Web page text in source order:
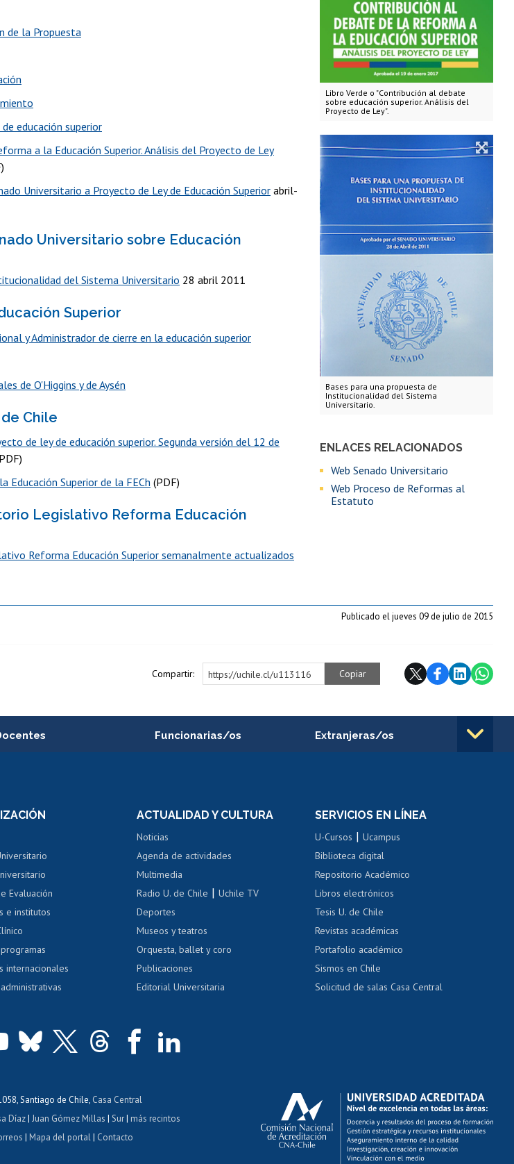
Libro Verde o "Contribución al debate
sobre educación superior. Análisis del
Proyecto de Ley".
Bases para una propuesta de
Institucionalidad del Sistema
Universitario.
ENLACES RELACIONADOS
Web Senado Universitario
Web Proceso de Reformas al
Estatuto
de la Propuesta
educación superior
a la Educación Superior. Análisis del Proyecto de Ley
Universitario a Proyecto de Ley de Educación Superior abril-
Universitario sobre Educación
del Sistema Universitario 28 abril 2011
Superior
y Administrador de cierre en la educación superior
de O'Higgins y de Aysén
Chile
de ley de educación superior. Segunda versión del 12 de
Educación Superior de la FECh (PDF)
Legislativo Reforma Educación
Reforma Educación Superior semanalmente actualizados
Publicado el jueves 09 de julio de 2015
Compartir: https://uchile.cl/u113116 Copiar
docente
académica
al AUCAI
Funcionarias/os
Portal de movilidad interna
Certificado de renta
Certificado de renta
Extranjeras/os
Cursos de español
Tarjeta TUI Acoso laboral, sexual y violencia Denuncias administrativas
Evaluación
e institutos
internacionales
ACTUALIDAD Y CULTURA
Noticias
Agenda de actividades
Multimedia
Radio U. de Chile |Uchile TV
Deportes
Museos y teatros
Orquesta, ballet y coro
Publicaciones
Editorial Universitaria
SERVICIOS EN LÍNEA
U-Cursos |Ucampus
Biblioteca digital
Repositorio Académico
Libros electrónicos
Tesis U. de Chile
Revistas académicas
Portafolio académico
Sismos en Chile
Solicitud de salas Casa Central
Santiago de Chile, Casa Central
Díaz| Juan Gómez Millas | Sur| más recintos
|Mapa del portal| Contacto